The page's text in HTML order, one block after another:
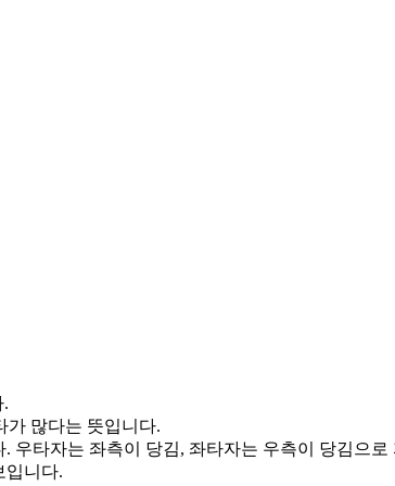
많다는 뜻입니다.
우타자는 좌측이 당김, 좌타자는 우측이 당김으로
입니다.